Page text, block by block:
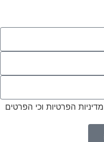
הפרטיות וכי הפרטים